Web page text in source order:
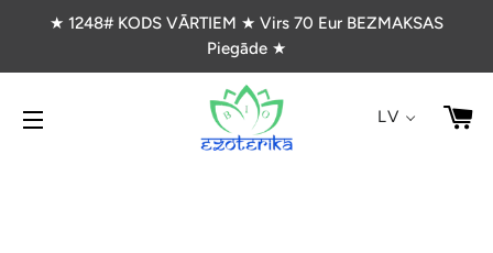
★ 1248# KODS VĀRTIEM ★ Virs 70 Eur BEZMAKSAS
Piegāde ★
VIETNES NAVIGĀCIJA
LV